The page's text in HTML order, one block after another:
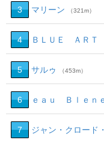
3 マリーン （321m）
4 ＢＬＵＥ ＡＲＴ
5 サルゥ （453m）
6 ｅａｕ Ｂｌｅｎｅ
7 ジャン・クロード